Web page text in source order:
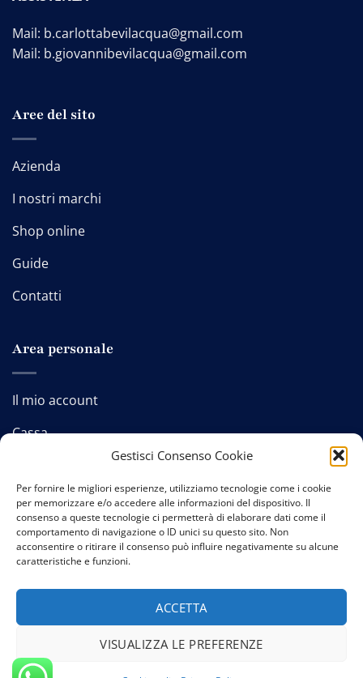
Gestisci Consenso Cookie
Per fornire le migliori esperienze, utilizziamo tecnologie come i cookie
per memorizzare e/o accedere alle informazioni del dispositivo. Il
consenso a queste tecnologie ci permetterà di elaborare dati come il
comportamento di navigazione o ID unici su questo sito. Non
acconsentire o ritirare il consenso può influire negativamente su alcune
caratteristiche e funzioni.
ACCETTA
VISUALIZZA LE PREFERENZE
Mail: b.carlottabevilacqua@gmail.com
Mail: b.giovannibevilacqua@gmail.com
Aree del sito
Azienda
I nostri marchi
Shop online
Guide
Contatti
Area personale
Il mio account
Cassa
Contatti-Privacy policy-Cookie policy-Termini e
Copyright 2026 © Credits: Studio GTomasselli